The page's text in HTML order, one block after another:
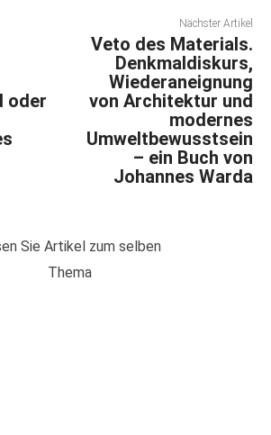
oder
Nächster Artikel
Veto des Materials.
Denkmaldiskurs,
Wiederaneignung
von Architektur und
modernes
Umweltbewusstsein
– ein Buch von
Johannes Warda
Sie Artikel zum selben
Thema